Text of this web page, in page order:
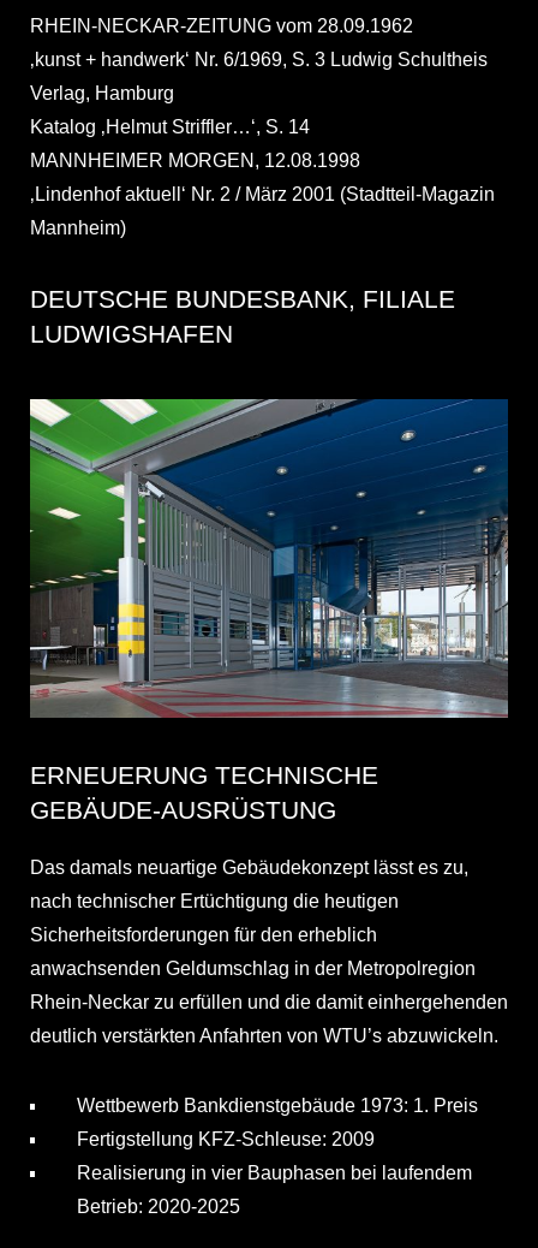
RHEIN-NECKAR-ZEITUNG vom 28.09.1962
‚kunst + handwerk‘ Nr. 6/1969, S. 3 Ludwig Schultheis
Verlag, Hamburg
Katalog ‚Helmut Striffler…‘, S. 14
MANNHEIMER MORGEN, 12.08.1998
‚Lindenhof aktuell‘ Nr. 2 / März 2001 (Stadtteil-Magazin
Mannheim)
DEUTSCHE BUNDESBANK, FILIALE
LUDWIGSHAFEN
ERNEUERUNG TECHNISCHE
GEBÄUDE-AUSRÜSTUNG
Das damals neuartige Gebäudekonzept lässt es zu,
nach technischer Ertüchtigung die heutigen
Sicherheitsforderungen für den erheblich
anwachsenden Geldumschlag in der Metropolregion
Rhein-Neckar zu erfüllen und die damit einhergehenden
deutlich verstärkten Anfahrten von WTU’s abzuwickeln.
Wettbewerb Bankdienstgebäude 1973: 1. Preis
Fertigstellung KFZ-Schleuse: 2009
Realisierung in vier Bauphasen bei laufendem
Betrieb: 2020-2025